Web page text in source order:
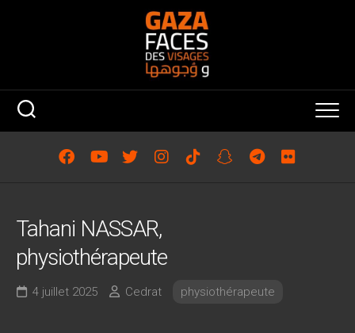
Tahani NASSAR,
physiothérapeute
4 juillet 2025 Cedrat physiothérapeute